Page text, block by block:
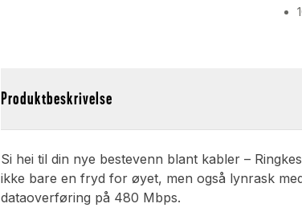
Produktbeskrivelse
Si hei til din nye bestevenn blant kabler –
ikke bare en fryd for øyet, men også lynrask
dataoverføring på 480 Mbps.